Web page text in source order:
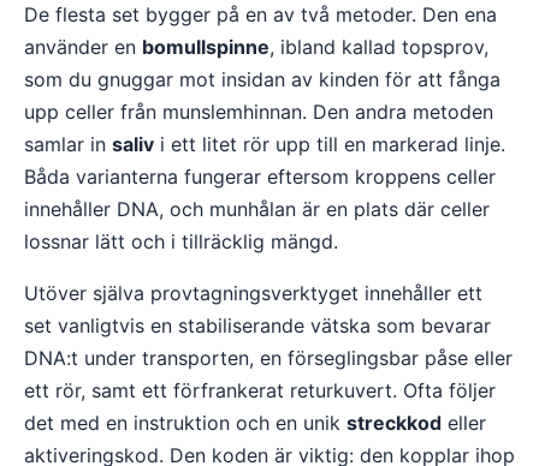
De flesta set bygger på en av två metoder. Den ena
använder en bomullspinne, ibland kallad topsprov,
som du gnuggar mot insidan av kinden för att fånga
upp celler från munslemhinnan. Den andra metoden
samlar in saliv i ett litet rör upp till en markerad linje.
Båda varianterna fungerar eftersom kroppens celler
innehåller DNA, och munhålan är en plats där celler
lossnar lätt och i tillräcklig mängd.
Utöver själva provtagningsverktyget innehåller ett
set vanligtvis en stabiliserande vätska som bevarar
DNA:t under transporten, en förseglingsbar påse eller
ett rör, samt ett förfrankerat returkuvert. Ofta följer
det med en instruktion och en unik streckkod eller
aktiveringskod. Den koden är viktig: den kopplar ihop